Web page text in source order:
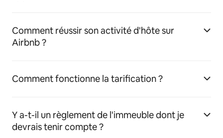
Comment réussir son activité d'hôte sur
Airbnb ?
Comment fonctionne la tarification ?
Y a-t-il un règlement de l'immeuble dont je
devrais tenir compte ?